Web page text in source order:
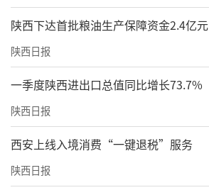
陕西下达首批粮油生产保障资金2.4亿元
陕西日报
一季度陕西进出口总值同比增长73.7%
陕西日报
西安上线入境消费“一键退税”服务
陕西日报